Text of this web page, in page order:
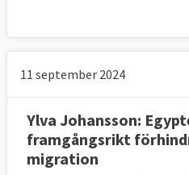
11 september 2024
Ylva Johansson:
framgångsrikt
migration